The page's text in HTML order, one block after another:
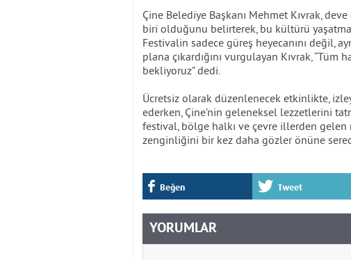
Çine Belediye Başkanı Mehmet Kıvrak,
biri olduğunu belirterek, bu kültürü
Festivalin sadece güreş heyecanını değil,
plana çıkardığını vurgulayan Kıvrak, “Tüm
bekliyoruz” dedi.
Ücretsiz olarak düzenlenecek etkinlikte,
ederken, Çine’nin geleneksel lezzetlerini
festival, bölge halkı ve çevre illerden
zenginliğini bir kez daha gözler önüne
Beğen Tweet
YORUMLAR